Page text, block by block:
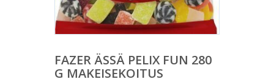
FAZER ÄSSÄ PELIX FUN 280
G MAKEISEKOITUS